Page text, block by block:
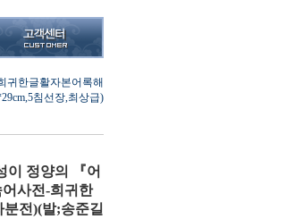
귀한글활자본어록해
침선장,최상급)
이 정양의 『어
사전-희귀한
전)(발;송준길